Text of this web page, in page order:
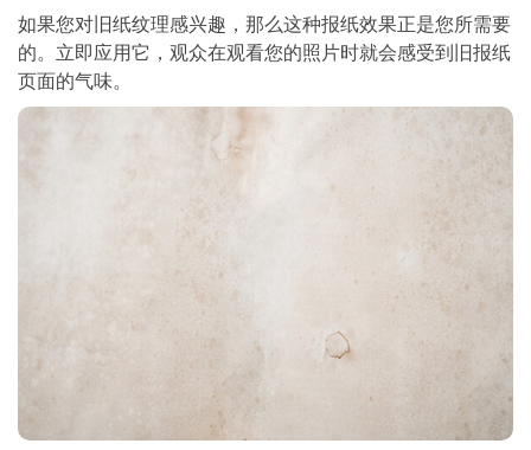
如果您对旧纸纹理感兴趣，那么这种报纸效果正是您所需要
的。立即应用它，观众在观看您的照片时就会感受到旧报纸
页面的气味。